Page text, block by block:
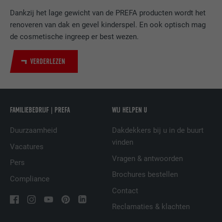
Dankzij het lage gewicht van de PREFA producten wordt het
renoveren van dak en gevel kinderspel. En ook optisch mag
de cosmetische ingreep er best wezen.
VERDERLEZEN
FAMILIEBEDRIJF | PREFA
Duurzaamheid
Vacatures
Pers
Compliance
WIJ HELPEN U
Dakdekkers bij u in de buurt
vinden
Vragen & antwoorden
Brochures bestellen
Contact
Reclamaties & klachten
NAAM bscookie
AANBIEDER
Gebruikt door de socialnetworking-dienst
van ingebedde diensten.
NAAM UserMatchHistory
AANBIEDER
VERVALTIJD